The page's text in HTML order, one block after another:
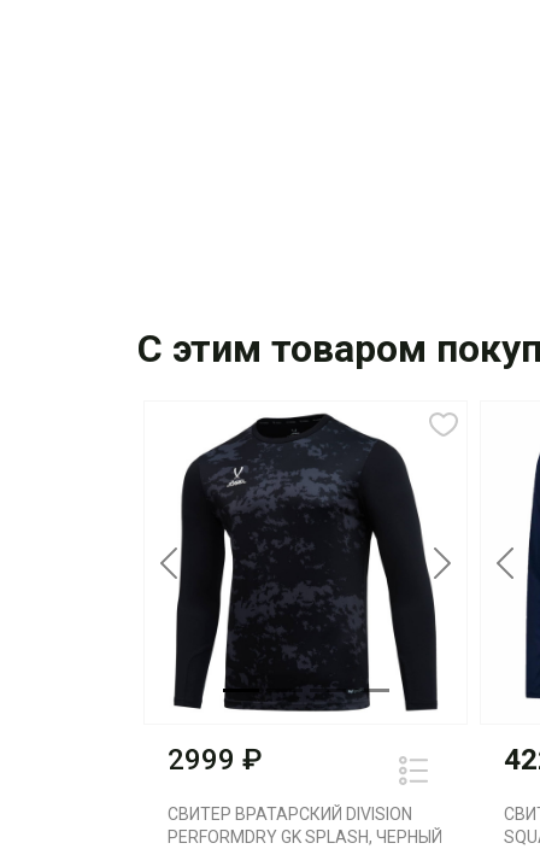
С этим товаром
Previous Next
2999 ₽
СВИТЕР ВРАТАРСКИЙ DIVISION
PERFORMDRY GK SPLASH, ЧЕРНЫЙ